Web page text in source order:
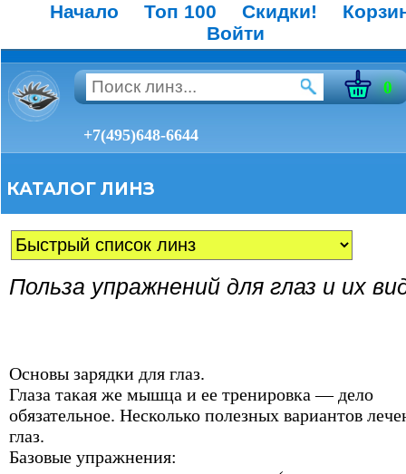
Начало Топ 100 Скидки!
Войти
0
+7(495)648-6644
КАТАЛОГ ЛИНЗ
Польза упражнений для глаз и их
Основы зарядки для глаз.
Глаза такая же мышца и ее тренировка — дело
обязательное. Несколько полезных вариантов
глаз.
Базовые упражнения: